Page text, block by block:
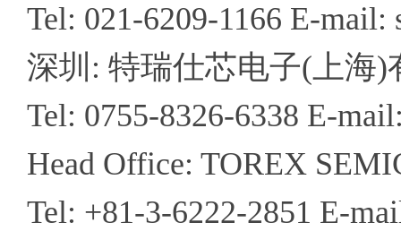
Tel: 021-6209-1166 E-mail:
深圳: 特瑞仕芯电子(上海
Tel: 0755-8326-6338 E-
Head Office: TOREX
Tel: +81-3-6222-2851 E-